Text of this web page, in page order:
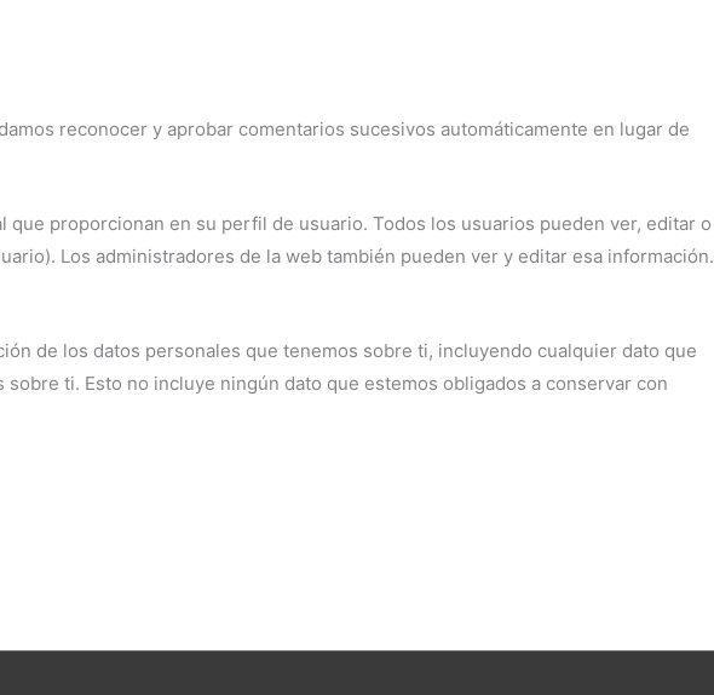
reconocer y aprobar comentarios sucesivos automáticamente en lugar de
proporcionan en su perfil de usuario. Todos los usuarios pueden ver, editar o
Los administradores de la web también pueden ver y editar esa información.
de los datos personales que tenemos sobre ti, incluyendo cualquier dato que
ti. Esto no incluye ningún dato que estemos obligados a conservar con